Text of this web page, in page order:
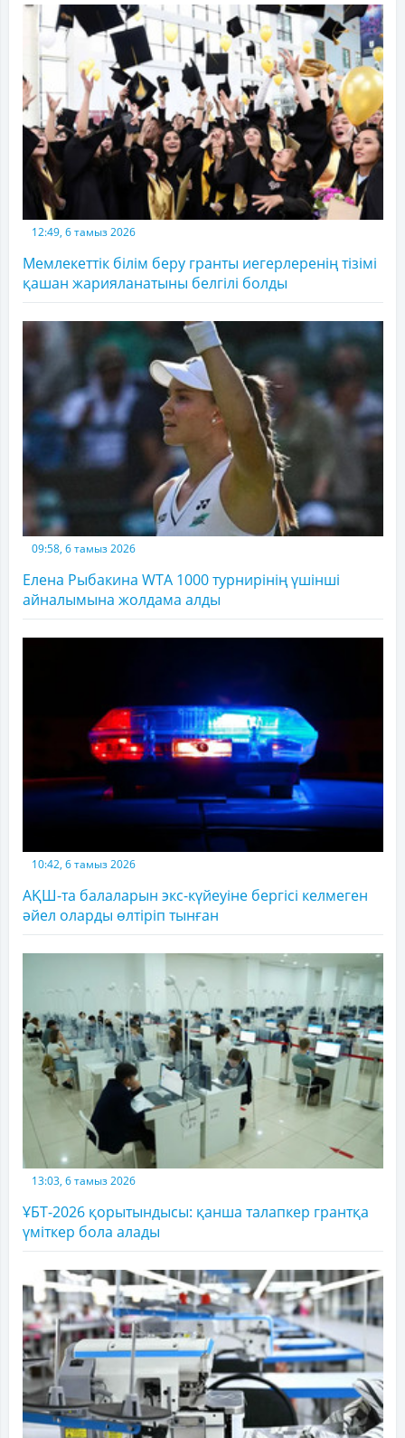
12:49, 6 тамыз 2026
Мемлекеттік білім беру гранты иегерлеренің тізімі
қашан жарияланатыны белгілі болды
09:58, 6 тамыз 2026
Елена Рыбакина WTA 1000 турнирінің үшінші
айналымына жолдама алды
10:42, 6 тамыз 2026
АҚШ-та балаларын экс-күйеуіне бергісі келмеген
әйел оларды өлтіріп тынған
13:03, 6 тамыз 2026
ҰБТ-2026 қорытындысы: қанша талапкер грантқа
үміткер бола алады